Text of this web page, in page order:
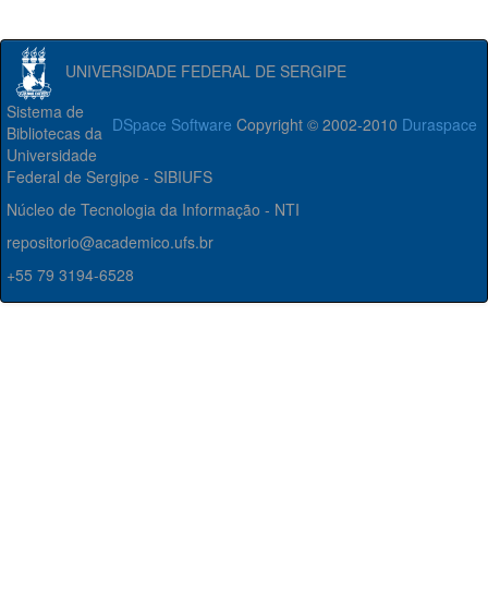
UNIVERSIDADE FEDERAL DE SERGIPE
DSpace Software Copyright © 2002-2010 Duraspace
Sistema de
Bibliotecas da
Universidade
Federal de Sergipe - SIBIUFS
Núcleo de Tecnologia da Informação - NTI
repositorio@academico.ufs.br
+55 79 3194-6528